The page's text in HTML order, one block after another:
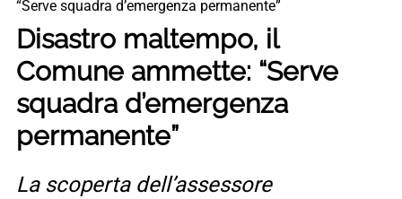
“Serve squadra d’emergenza permanente”
Disastro maltempo, il
Comune ammette: “Serve
squadra d’emergenza
permanente”
La scoperta dell’assessore